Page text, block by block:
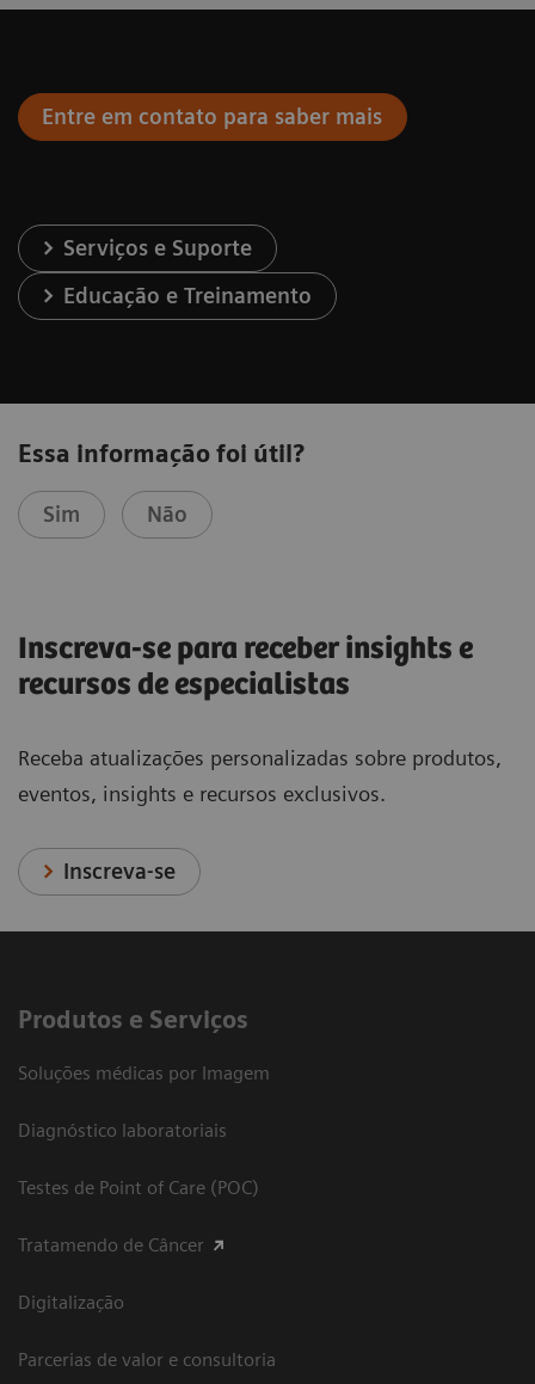
Entre em contato para saber mais
Serviços e Suporte
Educação e Treinamento
Essa informação foi útil?
Sim Não
Inscreva-se para receber insights e
recursos de especialistas
Receba atualizações personalizadas sobre produtos,
eventos, insights e recursos exclusivos.
Inscreva-se
Produtos e Serviços
Soluções médicas por Imagem
Diagnóstico laboratoriais
Testes de Point of Care (POC)
Tratamendo de Câncer
Digitalização
Parcerias de valor e consultoria